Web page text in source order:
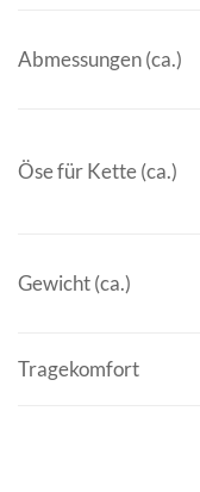
Abmessungen (ca.)
Öse für Kette (ca.)
Gewicht (ca.)
Tragekomfort